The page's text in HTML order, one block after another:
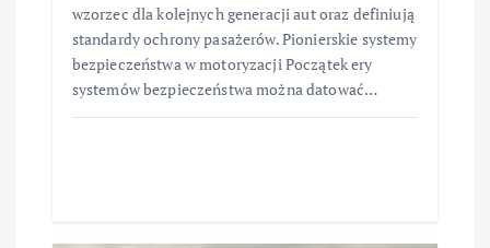
wzorzec dla kolejnych generacji aut oraz definiują
standardy ochrony pasażerów. Pionierskie systemy
bezpieczeństwa w motoryzacji Początek ery
systemów bezpieczeństwa można datować…